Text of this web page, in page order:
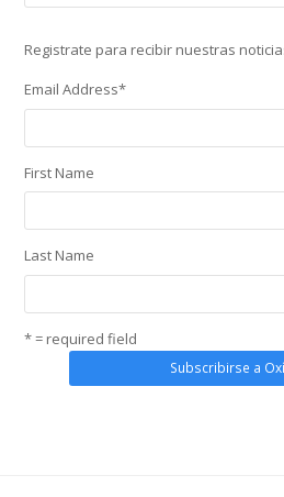
Registrate para recibir nuestras
Email Address*
First Name
Last Name
* = required field